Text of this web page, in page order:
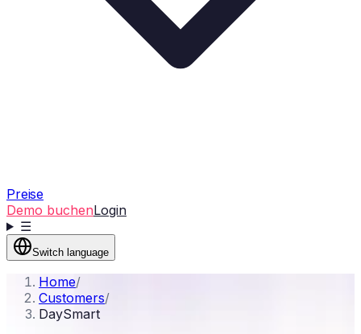
Preise
Demo buchenLogin
☰
Switch language
Home/
Customers/
DaySmart